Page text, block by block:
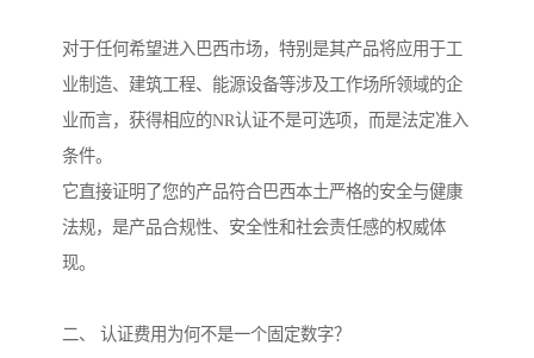
对于任何希望进入巴西市场，特别是其产品将应用于工
业制造、建筑工程、能源设备等涉及工作场所领域的企
业而言，获得相应的NR认证不是可选项，而是法定准入
条件。
它直接证明了您的产品符合巴西本土严格的安全与健康
法规，是产品合规性、安全性和社会责任感的权威体
现。
二、 认证费用为何不是一个固定数字？